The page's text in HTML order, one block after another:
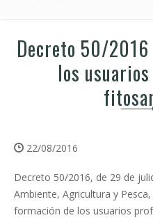
Decreto 50/
los
22/08/2016
Decreto 50/2016, de 29 de
Ambiente, Agricultura y
formación de los usuarios